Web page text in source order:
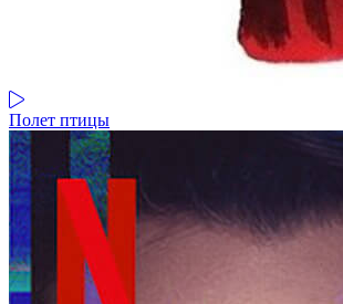
Полет птицы